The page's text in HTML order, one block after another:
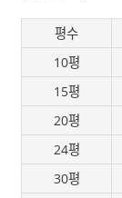
평수
10평
15평
20평
24평
30평